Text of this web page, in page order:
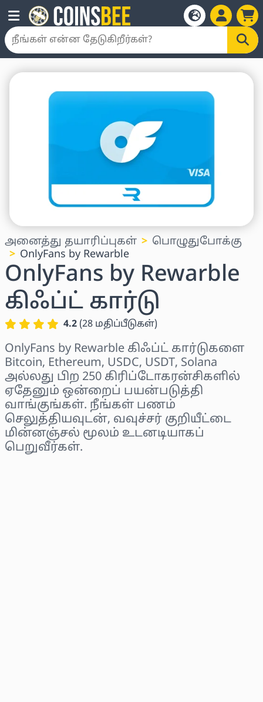
அனைத்து தயாரிப்புகள்
பொழுதுபோக்கு
OnlyFans by Rewarble
OnlyFans by Rewarble
கிஃப்ட் கார்டு
4.2 (28 மதிப்பீடுகள்)
OnlyFans by Rewarble கிஃப்ட் கார்டுகளை
Bitcoin, Ethereum, USDC, USDT, Solana
அல்லது பிற 250 கிரிப்டோகரன்சிகளில்
ஏதேனும் ஒன்றைப் பயன்படுத்தி
வாங்குங்கள். நீங்கள் பணம்
செலுத்தியவுடன், வவுச்சர் குறியீட்டை
மின்னஞ்சல் மூலம் உடனடியாகப்
பெறுவீர்கள்.